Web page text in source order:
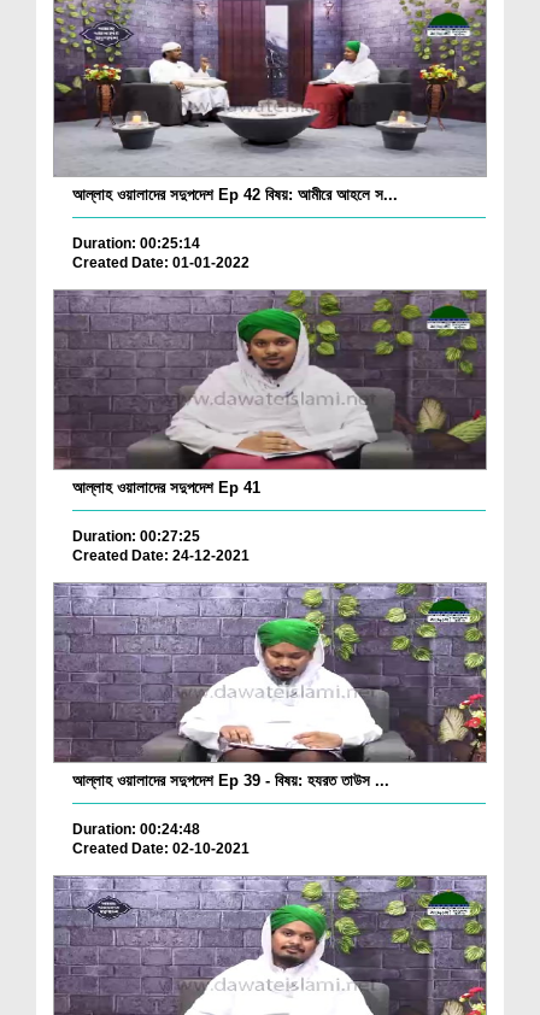
আল্লাহ ওয়ালাদের সদুপদেশ Ep 42 বিষয়: আমীরে আহলে স...
Duration: 00:25:14
Created Date: 01-01-2022
আল্লাহ ওয়ালাদের সদুপদেশ Ep 41
Duration: 00:27:25
Created Date: 24-12-2021
আল্লাহ ওয়ালাদের সদুপদেশ Ep 39 - বিষয়: হযরত তাউস ...
Duration: 00:24:48
Created Date: 02-10-2021